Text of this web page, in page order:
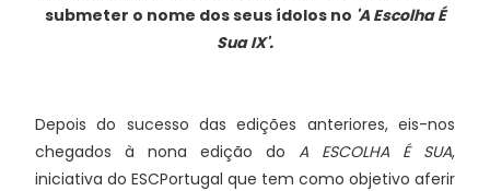
submeter o nome dos seus ídolos no 'A Escolha É
Sua IX'.
Depois do sucesso das edições anteriores, eis-nos
chegados à nona edição do A ESCOLHA É SUA,
iniciativa do ESCPortugal que tem como objetivo aferir